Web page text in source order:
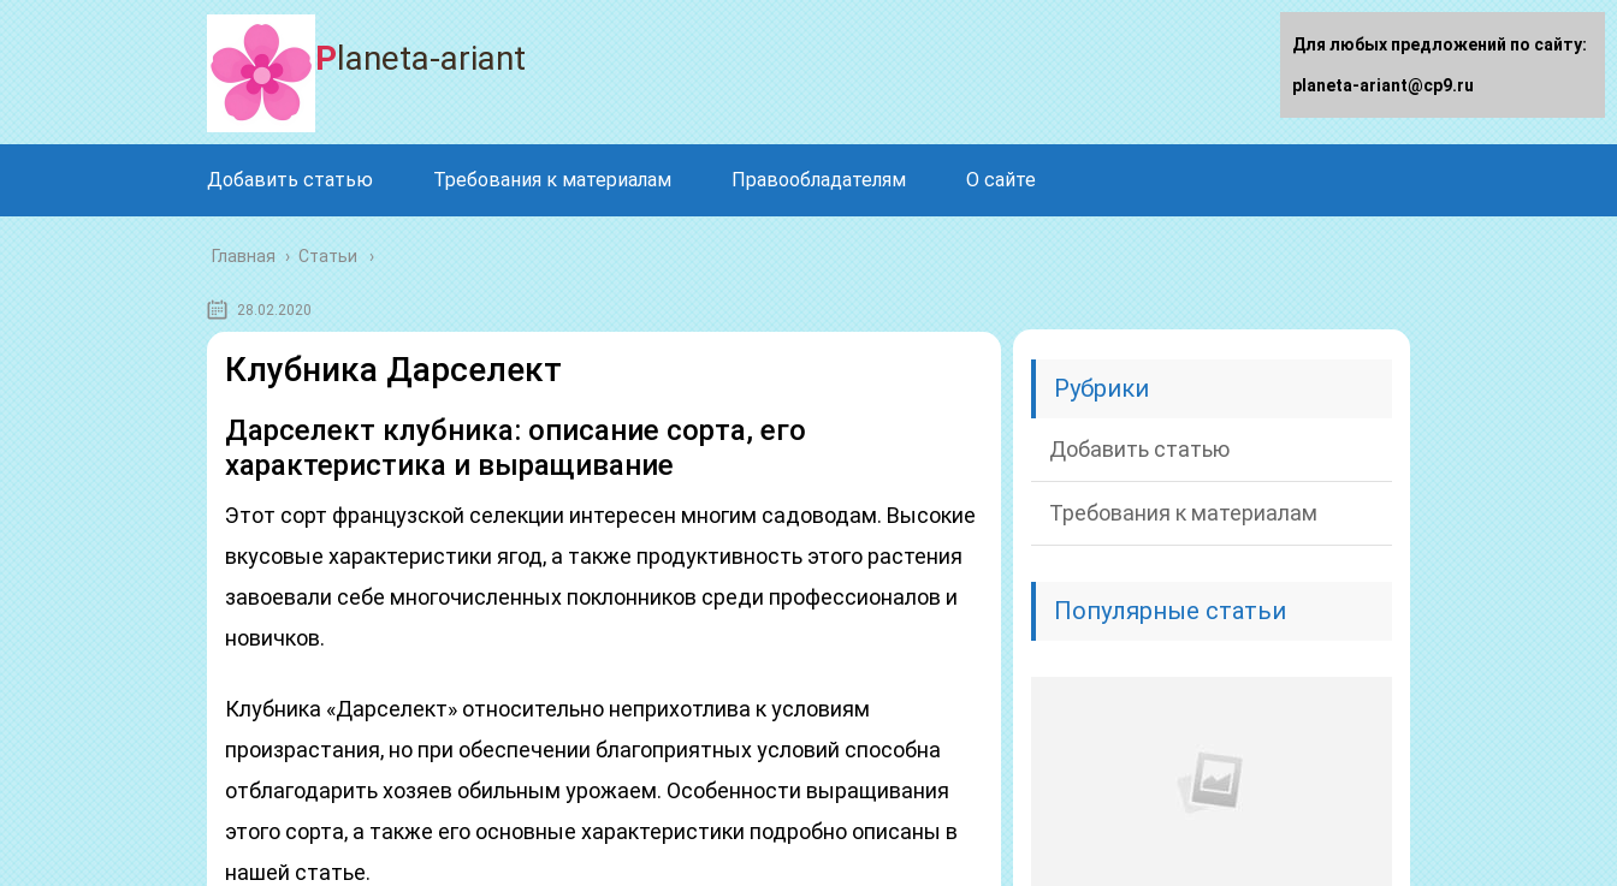
Planeta-ariant
Добавить статью Требования к материалам Правообладателям О сайте
Главная › Статьи
28.02.2020
Клубника Дарселект
Дарселект клубника: описание сорта, его
характеристика и выращивание
Этот сорт французской селекции интересен многим садоводам. Высокие
вкусовые характеристики ягод, а также продуктивность этого растения
завоевали себе многочисленных поклонников среди профессионалов и
новичков.
Клубника «Дарселект» относительно неприхотлива к условиям
произрастания, но при обеспечении благоприятных условий способна
отблагодарить хозяев обильным урожаем. Особенности выращивания
этого сорта, а также его основные характеристики подробно описаны в
нашей статье.
Рубрики
Добавить статью
Требования к материалам
Популярные статьи
Для любых предложений по сайту:
planeta-ariant@cp9.ru